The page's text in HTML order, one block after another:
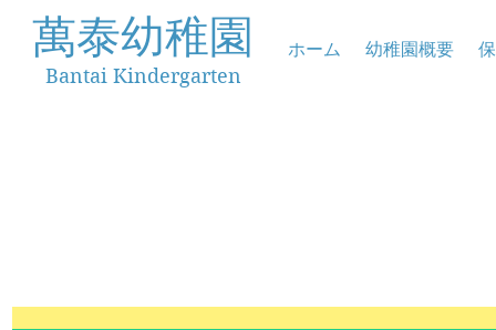
萬泰幼稚園
Bantai Kindergarten
ホーム 幼稚園概要